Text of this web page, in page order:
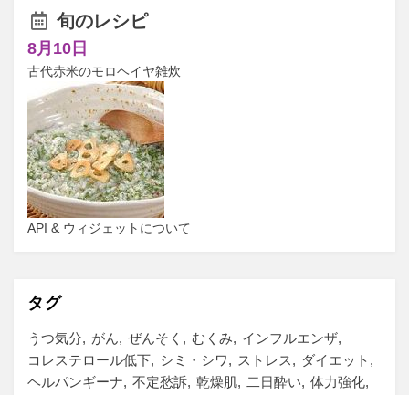
旬のレシピ
8月10日
古代赤米のモロヘイヤ雑炊
API & ウィジェットについて
タグ
うつ気分 がん ぜんそく むくみ
インフルエンザ
コレステロール低下
シミ・シワ ストレス
ダイエット
ヘルパンギーナ
不定愁訴 乾燥肌 二日酔い
体力強化